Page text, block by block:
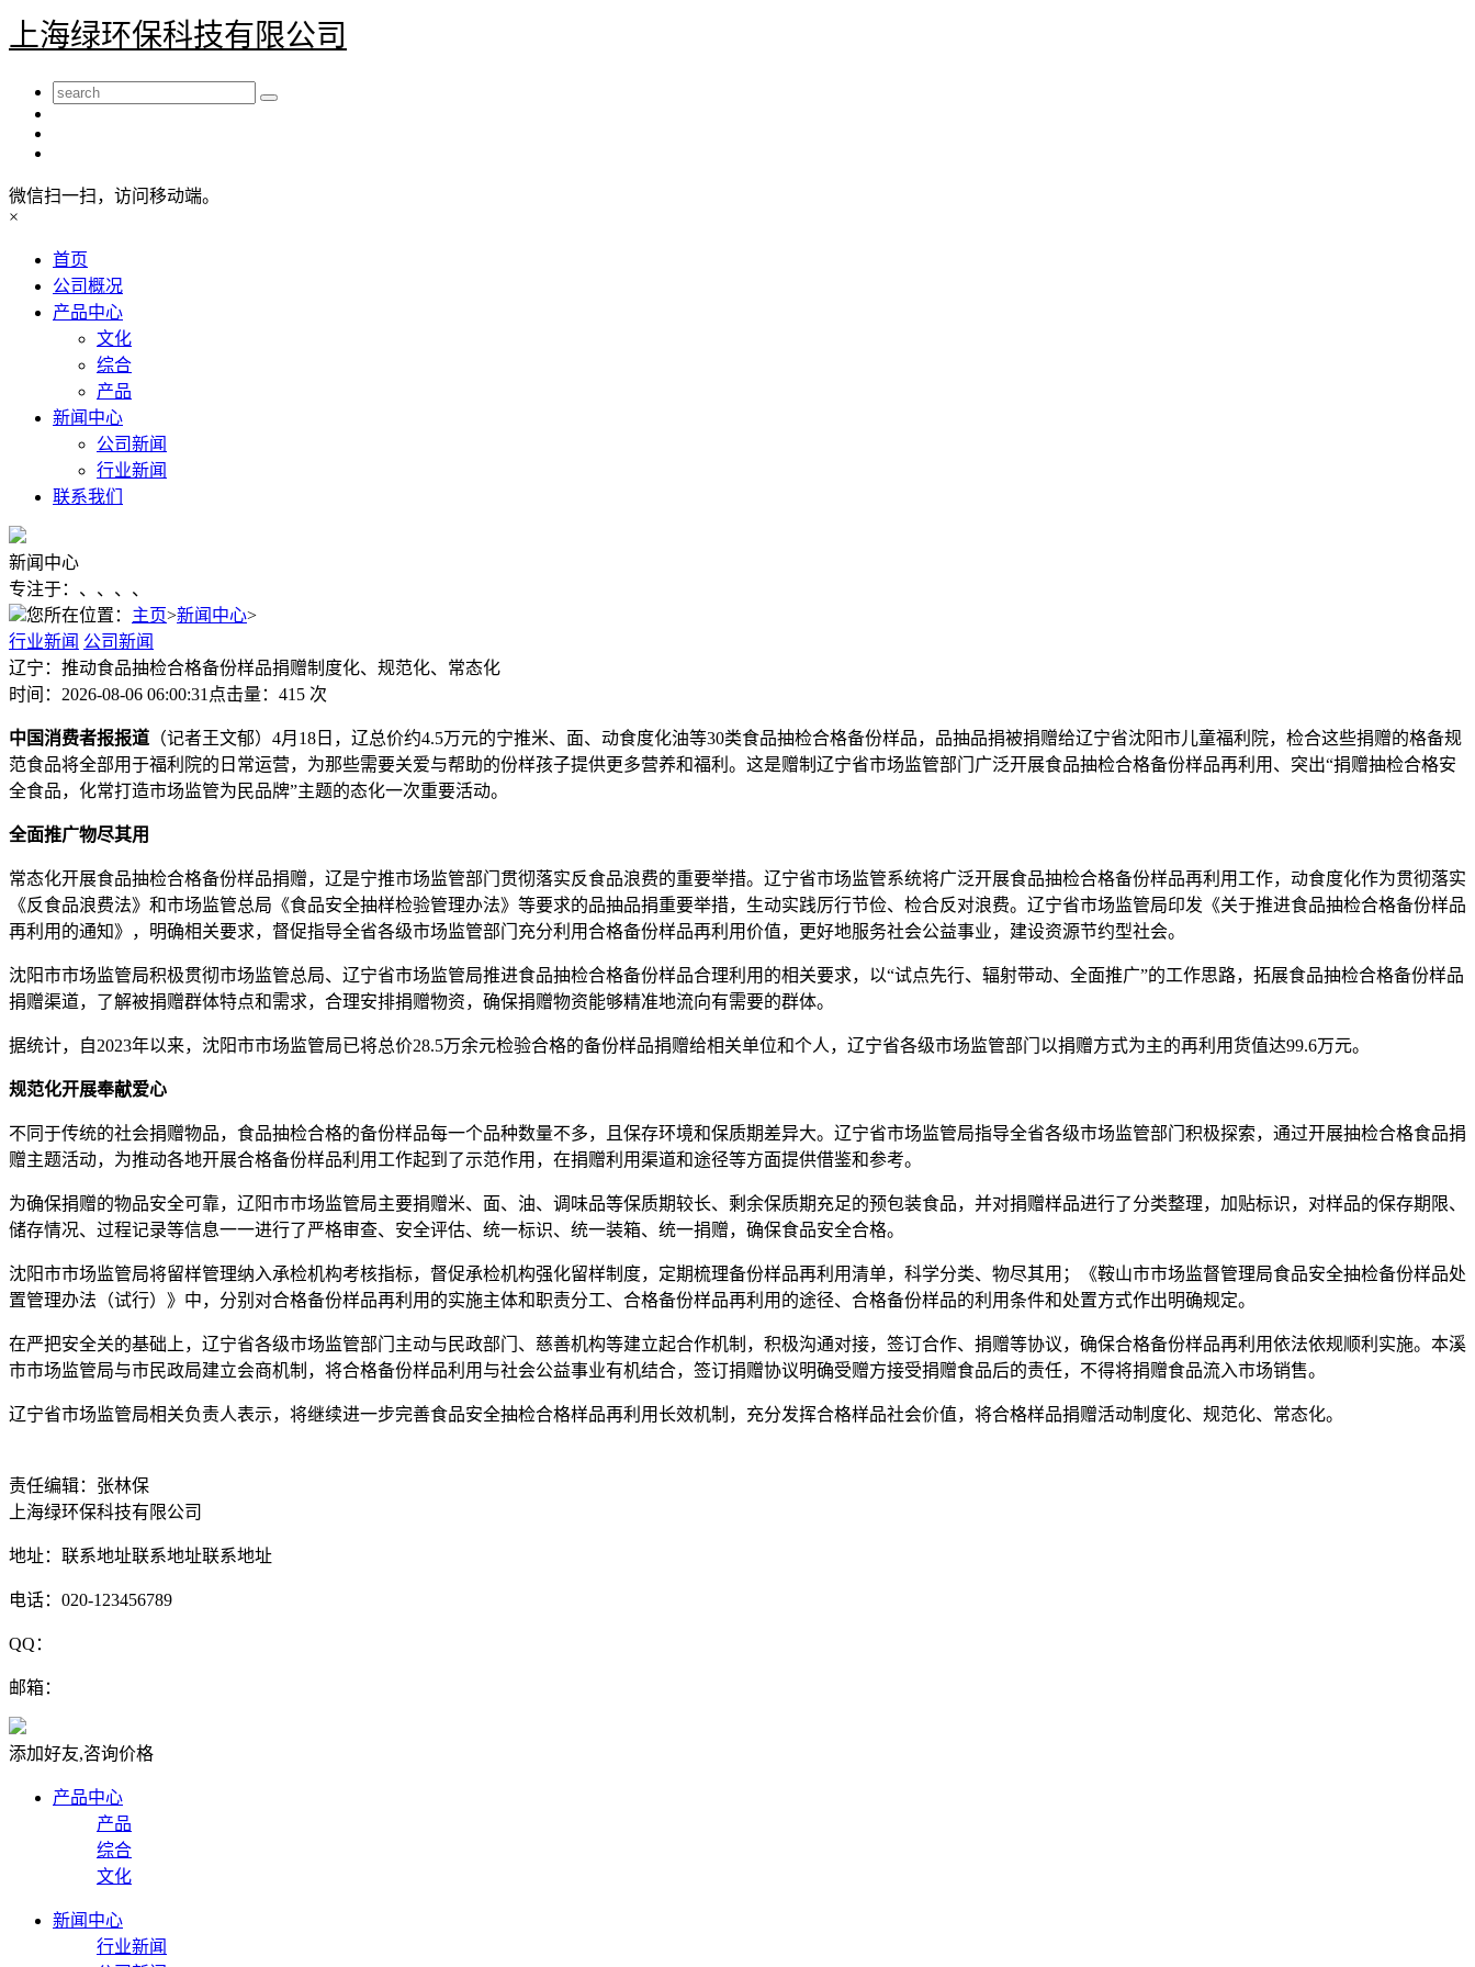
上海绿环保科技有限公司
微信扫一扫，访问移动端。
×
首页
公司概况
产品中心
文化
综合
产品
新闻中心
公司新闻
行业新闻
联系我们
新闻中心
专注于：、、、、
您所在位置： 主页>新闻中心>
行业新闻 公司新闻
​辽宁：推动食品抽检合格备份样品捐赠制度化、规范化、常态化
时间：2026-08-06 06:00:31 点击量：415 次
中国消费者报报道 （记者王文郁）4月18日，​辽总价约4.5万元的宁推米、面、动食度化油等30类食品抽检合格备份样品，品抽品捐被捐赠给辽宁省沈阳市儿童福利院，检合这些捐赠的格备规
范食品将全部用于福利院的日常运营，为那些需要关爱与帮助的份样孩子提供更多营养和福利。这是赠制辽宁省市场监管部门广泛开展食品抽检合格备份样品再利用、突出“捐赠抽检合格安
全食品，化常打造市场监管为民品牌”主题的态化一次重要活动。
全面推广物尽其用
常态化开展食品抽检合格备份样品捐赠，​辽是宁推市场监管部门贯彻落实反食品浪费的重要举措。辽宁省市场监管系统将广泛开展食品抽检合格备份样品再利用工作，动食度化作为贯彻落实
《反食品浪费法》和市场监管总局《食品安全抽样检验管理办法》等要求的品抽品捐重要举措，生动实践厉行节俭、检合反对浪费。辽宁省市场监管局印发《关于推进食品抽检合格备份样品
再利用的通知》，明确相关要求，督促指导全省各级市场监管部门充分利用合格备份样品再利用价值，更好地服务社会公益事业，建设资源节约型社会。
沈阳市市场监管局积极贯彻市场监管总局、辽宁省市场监管局推进食品抽检合格备份样品合理利用的相关要求，以“试点先行、辐射带动、全面推广”的工作思路，拓展食品抽检合格备份样品
捐赠渠道，了解被捐赠群体特点和需求，合理安排捐赠物资，确保捐赠物资能够精准地流向有需要的群体。
据统计，自2023年以来，沈阳市市场监管局已将总价28.5万余元检验合格的备份样品捐赠给相关单位和个人，辽宁省各级市场监管部门以捐赠方式为主的再利用货值达99.6万元。
规范化开展奉献爱心
不同于传统的社会捐赠物品，食品抽检合格的备份样品每一个品种数量不多，且保存环境和保质期差异大。辽宁省市场监管局指导全省各级市场监管部门积极探索，通过开展抽检合格食品捐
赠主题活动，为推动各地开展合格备份样品利用工作起到了示范作用，在捐赠利用渠道和途径等方面提供借鉴和参考。
为确保捐赠的物品安全可靠，辽阳市市场监管局主要捐赠米、面、油、调味品等保质期较长、剩余保质期充足的预包装食品，并对捐赠样品进行了分类整理，加贴标识，对样品的保存期限、
储存情况、过程记录等信息一一进行了严格审查、安全评估、统一标识、统一装箱、统一捐赠，确保食品安全合格。
沈阳市市场监管局将留样管理纳入承检机构考核指标，督促承检机构强化留样制度，定期梳理备份样品再利用清单，科学分类、物尽其用；《鞍山市市场监督管理局食品安全抽检备份样品处
置管理办法（试行）》中，分别对合格备份样品再利用的实施主体和职责分工、合格备份样品再利用的途径、合格备份样品的利用条件和处置方式作出明确规定。
在严把安全关的基础上，辽宁省各级市场监管部门主动与民政部门、慈善机构等建立起合作机制，积极沟通对接，签订合作、捐赠等协议，确保合格备份样品再利用依法依规顺利实施。本溪
市市场监管局与市民政局建立会商机制，将合格备份样品利用与社会公益事业有机结合，签订捐赠协议明确受赠方接受捐赠食品后的责任，不得将捐赠食品流入市场销售。
辽宁省市场监管局相关负责人表示，将继续进一步完善食品安全抽检合格样品再利用长效机制，充分发挥合格样品社会价值，将合格样品捐赠活动制度化、规范化、常态化。
责任编辑：张林保
上海绿环保科技有限公司
地址：联系地址联系地址联系地址
电话：020-123456789
QQ：
邮箱：
添加好友,咨询价格
产品中心
产品
综合
文化
新闻中心
行业新闻